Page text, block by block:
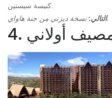
كنيسة سيستين.
التالي:نسخة ديزني من جنة هاواي.
مصيف أولاني